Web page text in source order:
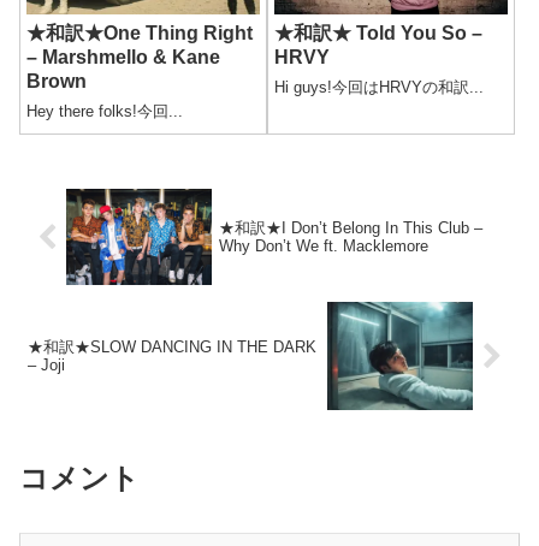
★和訳★One Thing Right
– Marshmello & Kane
Brown
Hey there folks!今回...
★和訳★ Told You So –
HRVY
Hi guys!今回はHRVYの和訳...
★和訳★I Don’t Belong In This Club –
Why Don’t We ft. Macklemore
★和訳★SLOW DANCING IN THE DARK
– Joji
コメント